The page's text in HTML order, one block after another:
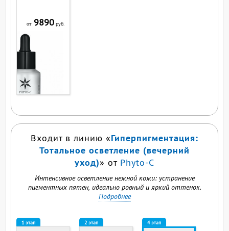
от9890 руб.
Входит в линию «Гиперпигментация:
Тотальное осветление (вечерний
уход)» от Phyto-C
Интенсивное осветление нежной кожи: устранение
пигментных пятен, идеально ровный и яркий оттенок.
Подробнее
1 этап 2 этап 4 этап